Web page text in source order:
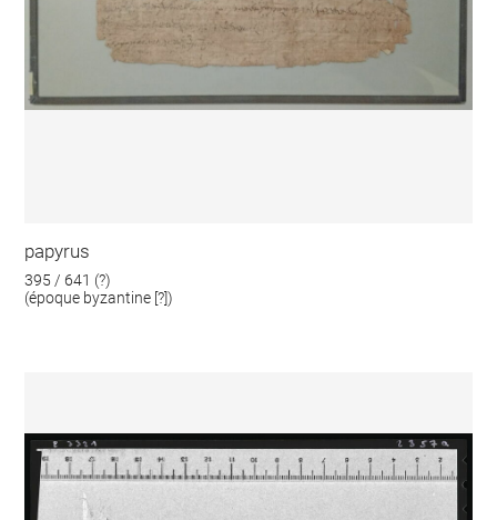
papyrus
395 / 641 (?)
(époque byzantine [?])